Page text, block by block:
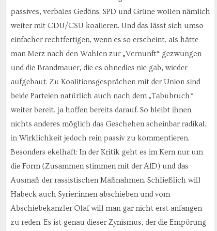
passives, verbales Gedöns. SPD und Grüne wollen nämlich
weiter mit CDU/CSU koalieren. Und das lässt sich umso
einfacher rechtfertigen, wenn es so erscheint, als hätte
man Merz nach den Wahlen zur „Vernunft“ gezwungen
und die Brandmauer, die es ohnedies nie gab, wieder
aufgebaut. Zu Koalitionsgesprächen mit der Union sind
beide Parteien natürlich auch nach dem „Tabubruch“
weiter bereit, ja hoffen bereits darauf. So bleibt ihnen
nichts anderes möglich das Geschehen scheinbar radikal,
in Wirklichkeit jedoch rein passiv zu kommentieren.
Besonders ekelhaft: In der Kritik geht es im Kern nur um
die Form (Zusammen stimmen mit der AfD) und das
Ausmaß der rassistischen Maßnahmen. Schließlich will
Habeck auch Syrier:innen abschieben und vom
Abschiebekanzler Olaf will man gar nicht erst anfangen
zu reden. Es ist genau dieser Zynismus, der die Empörung